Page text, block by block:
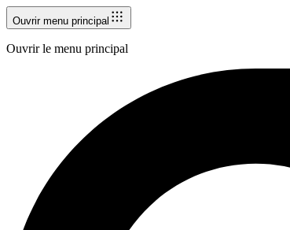
Ouvrir menu principal
Ouvrir le menu principal